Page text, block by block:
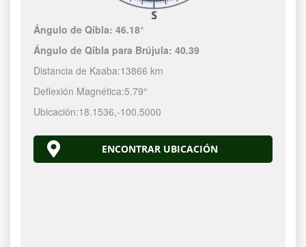
Ángulo de Qibla:46.18°
Ángulo de Qibla para Brújula:40.39
Distancia de Kaaba:13866 km
Deflexión Magnética:5.79°
Ubicación:18.1536,-100.5000
ENCONTRAR UBICACIÓN